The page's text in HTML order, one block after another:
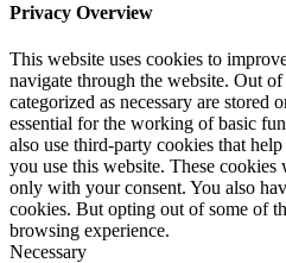
Privacy Overview
This website uses cookies to
navigate through the website. Out of
categorized as necessary are stored
essential for the working of basic
also use third-party cookies that
you use this website. These
only with your consent. You also
cookies. But opting out of some of
browsing experience.
Necessary